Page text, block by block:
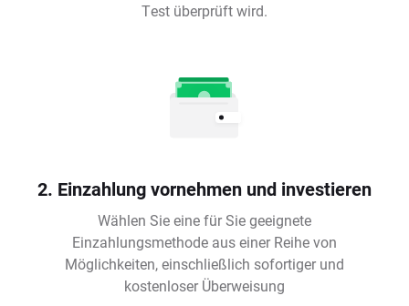
Test überprüft wird.
2. Einzahlung vornehmen und investieren
Wählen Sie eine für Sie geeignete
Einzahlungsmethode aus einer Reihe von
Möglichkeiten, einschließlich sofortiger und
kostenloser Überweisung